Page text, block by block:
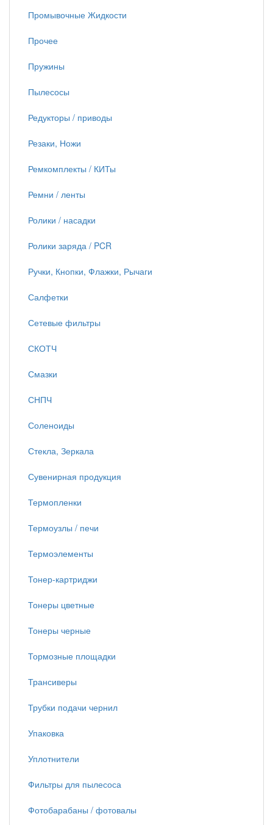
Промывочные Жидкости
Прочее
Пружины
Пылесосы
Редукторы / приводы
Резаки, Ножи
Ремкомплекты / КИТы
Ремни / ленты
Ролики / насадки
Ролики заряда / PCR
Ручки, Кнопки, Флажки, Рычаги
Салфетки
Сетевые фильтры
СКОТЧ
Смазки
СНПЧ
Соленоиды
Стекла, Зеркала
Сувенирная продукция
Термопленки
Термоузлы / печи
Термоэлементы
Тонер-картриджи
Тонеры цветные
Тонеры черные
Тормозные площадки
Трансиверы
Трубки подачи чернил
Упаковка
Уплотнители
Фильтры для пылесоса
Фотобарабаны / фотовалы